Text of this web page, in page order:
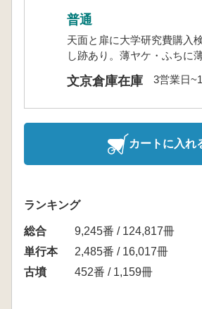
普通
天面と扉に大学研究費購入
し跡あり。薄ヤケ・ふちに
文京倉庫在庫 3営業日
カートに入れ
ランキング
総合
9,245番 / 124,817冊
単行本
2,485番 / 16,017冊
古墳
452番 / 1,159冊